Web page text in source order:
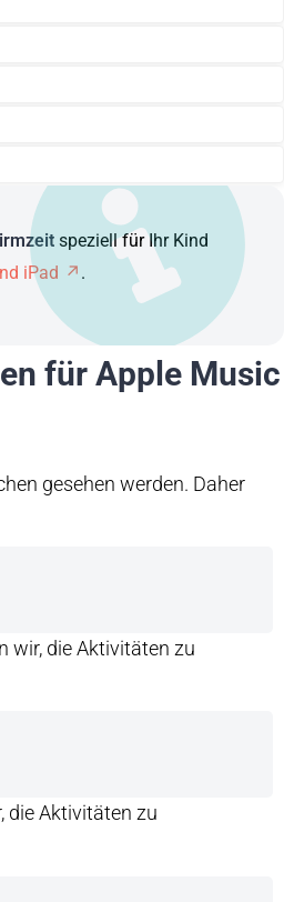
speziell für Ihr Kind
iPad .
für Apple Music
gesehen werden. Daher
wir, die Aktivitäten zu
die Aktivitäten zu